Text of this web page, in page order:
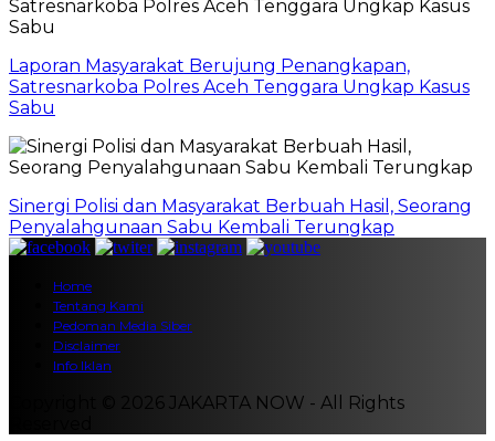
Laporan Masyarakat Berujung Penangkapan,
Satresnarkoba Polres Aceh Tenggara Ungkap Kasus
Sabu
Sinergi Polisi dan Masyarakat Berbuah Hasil, Seorang
Penyalahgunaan Sabu Kembali Terungkap
Home
Tentang Kami
Pedoman Media Siber
Disclaimer
Info Iklan
Copyright © 2026 JAKARTA NOW - All Rights